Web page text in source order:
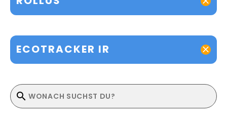
ECOTRACKER IR